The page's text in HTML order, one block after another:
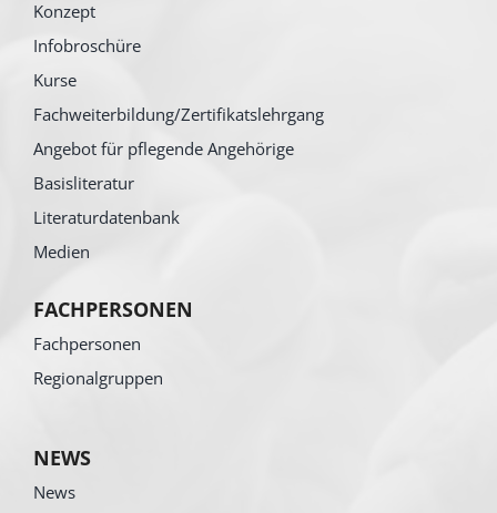
Konzept
Infobroschüre
Kurse
Fachweiterbildung/Zertifikatslehrgang
Angebot für pflegende Angehörige
Basisliteratur
Literaturdatenbank
Medien
FACHPERSONEN
Fachpersonen
Regionalgruppen
NEWS
News